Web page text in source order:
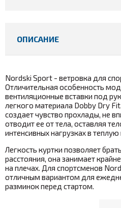
ОПИСАНИЕ
Nordski Sport - ветровка для
Отличительная особенность
вентиляционные вставки под
легкого материала Dobby Dry
создает чувство прохлады, не
отводит ее от тела, оставляя
интенсивных нагрузках в
Легкость куртки позволяет
расстояния, она занимает
на плечах. Для спортсменов
отличным вариантом для
разминок перед стартом.